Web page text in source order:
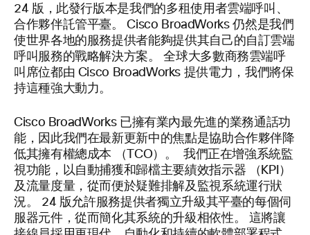
24 版，此發行版本是我們的多租使用者雲端呼叫、
合作夥伴託管平臺。 Cisco BroadWorks 仍然是我們
使世界各地的服務提供者能夠提供其自己的自訂雲端
呼叫服務的戰略解決方案。 全球大多數商務雲端呼
叫席位都由 Cisco BroadWorks 提供電力，我們將保
持這種強大動力。
Cisco BroadWorks 已擁有業內最先進的業務通話功
能，因此我們在最新更新中的焦點是協助合作夥伴降
低其擁有權總成本 （TCO）。 我們正在增強系統監
視功能，以自動捕獲和歸檔主要績效指示器 （KPI）
及流量度量，從而便於疑難排解及監視系統運行狀
況。 24 版允許服務提供者獨立升級其平臺的每個伺
服器元件，從而簡化其系統的升級相依性。 這將讓